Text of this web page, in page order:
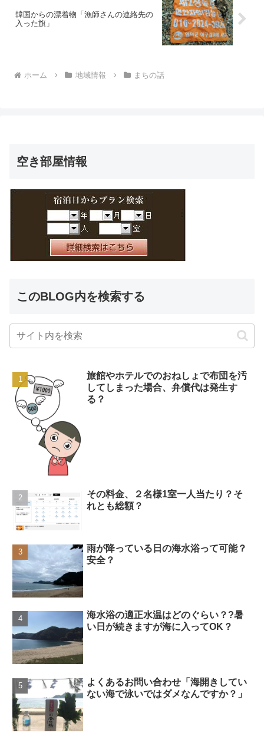
韓国からの漂着物「漁師さんの連絡先の
入った旗」
ホーム 地域情報 まちの話
空き部屋情報
このBLOG内を検索する
旅館やホテルでのおねしょで布団を汚
してしまった場合、弁償代は発生す
る？
その料金、２名様1室一人当たり？そ
れとも総額？
雨が降っている日の海水浴って可能？
安全？
海水浴の適正水温はどのぐらい？?暑
い日が続きますが海に入ってOK？
よくあるお問い合わせ「海開きしてい
ない海で泳いではダメなんですか？」